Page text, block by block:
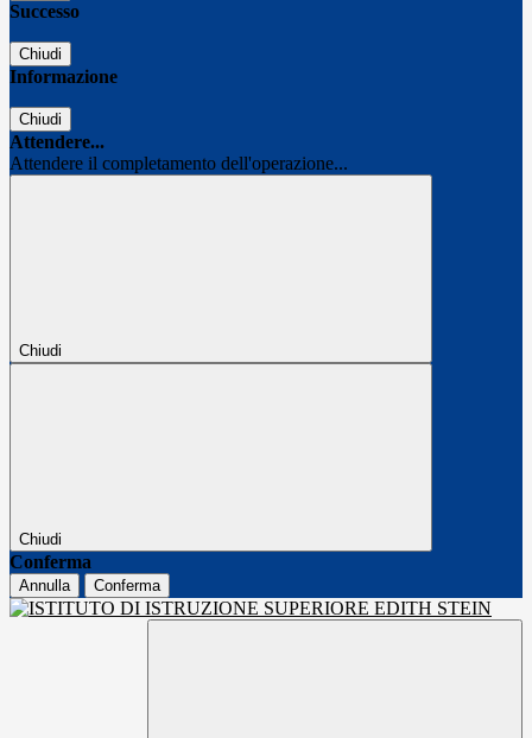
Successo
Chiudi
Informazione
Chiudi
Attendere...
Attendere il completamento dell'operazione...
Chiudi
Chiudi
Conferma
Annulla Conferma